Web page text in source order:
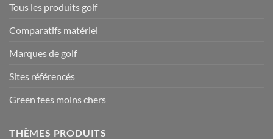
Tous les produits golf
Comparatifs matériel
Marques de golf
Sites référencés
Green fees moins chers
THÈMES PRODUITS